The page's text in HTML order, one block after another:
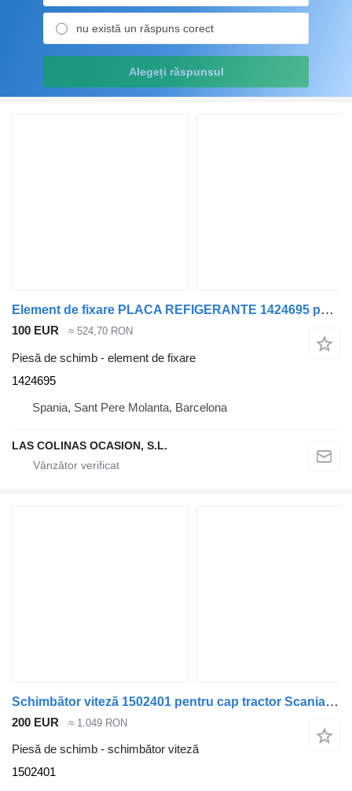
nu există un răspuns corect
Alegeți răspunsul
Element de fixare PLACA REFIGERANTE 1424695 pentru cap tractor Scania Serie 4 (P/R 164 L)(2001->)
100 EUR ≈ 524,70 RON
Piesă de schimb - element de fixare
1424695
Spania, Sant Pere Molanta, Barcelona
LAS COLINAS OCASION, S.L.
Schimbător viteză 1502401 pentru cap tractor Scania Serie 4 (P/R 164 L)(2001)
200 EUR ≈ 1.049 RON
Piesă de schimb - schimbător viteză
1502401